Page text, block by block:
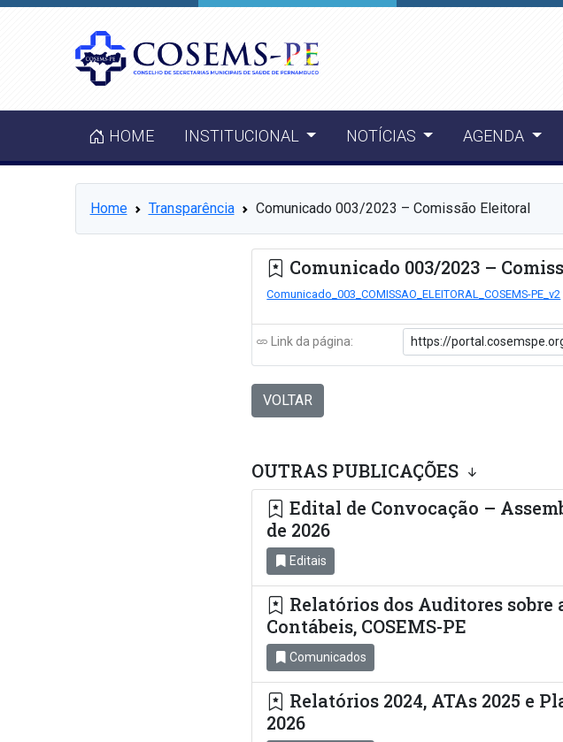
HOME INSTITUCIONAL NOTÍCIAS AGENDA
Home Transparência Comunicado 003/2023 – Comissão Eleitoral
Comunicado 003/2023 –
Comunicado_003_COMISSAO_ELEITORAL_COSEMS-PE_v2
Link da página:
VOLTAR
OUTRAS PUBLICAÇÕES
Edital de Convocação –
de 2026
Editais
Relatórios dos Auditores sobre
Contábeis, COSEMS-PE
Comunicados
Relatórios 2024, ATAs 2025 e
2026